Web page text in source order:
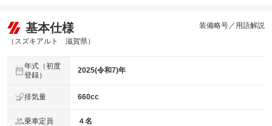
基本仕様
（スズキアルト 滋賀県）
装備略号／用語解説
年式（初度
登録）
2025(令和7)年
排気量 660cc
乗車定員 ４名